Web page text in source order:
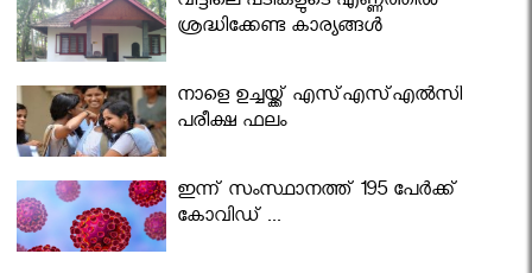
ശ്രദ്ധിക്കേണ്ട കാര്യങ്ങൾ
നാളെ ഉച്ചയ്ക്ക് എസ്എസ്എല്‍സി
പരീക്ഷ ഫലം
ഇന്ന് സംസ്ഥാനത്ത് 195 പേര്‍ക്ക്
കോവിഡ് ...